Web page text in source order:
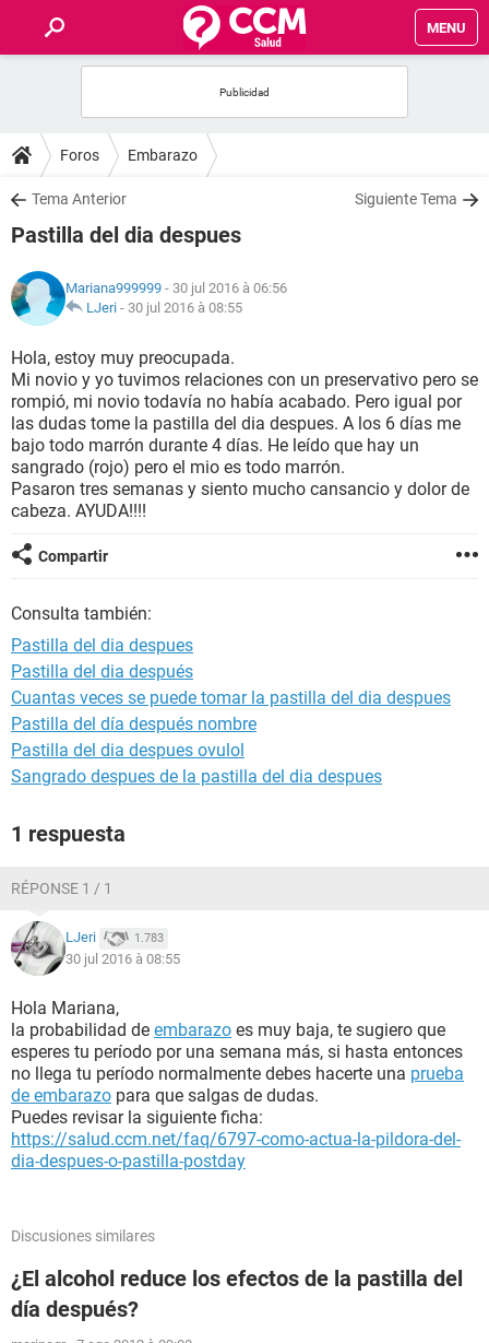
MENU
FORUMS
SALUD
NUTRICIÓN
BIENESTAR
SEXUALIDAD
GLOSARIO
Foros Embarazo
Tema Anterior Siguiente Tema
Pastilla del dia despues
Mariana999999 - 30 jul 2016 à 06:56
LJeri - 30 jul 2016 à 08:55
Hola, estoy muy preocupada.
Mi novio y yo tuvimos relaciones con un preservativo pero se
rompió, mi novio todavía no había acabado. Pero igual por
las dudas tome la pastilla del dia despues. A los 6 días me
bajo todo marrón durante 4 días. He leído que hay un
sangrado (rojo) pero el mio es todo marrón.
Pasaron tres semanas y siento mucho cansancio y dolor de
cabeza. AYUDA!!!!
Compartir
Consulta también:
Pastilla del dia despues
Pastilla del dia después
Cuantas veces se puede tomar la pastilla del dia despues
Pastilla del día después nombre
Pastilla del dia despues ovulol
Sangrado despues de la pastilla del dia despues
1 respuesta
RÉPONSE 1 / 1
LJeri 1.783
30 jul 2016 à 08:55
Hola Mariana,
la probabilidad de embarazo es muy baja, te sugiero que
esperes tu período por una semana más, si hasta entonces
no llega tu período normalmente debes hacerte una prueba
de embarazo para que salgas de dudas.
Puedes revisar la siguiente ficha:
https://salud.ccm.net/faq/6797-como-actua-la-pildora-del-
dia-despues-o-pastilla-postday
Discusiones similares
¿El alcohol reduce los efectos de la pastilla del
día después?